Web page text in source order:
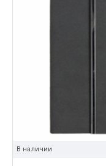
В наличии